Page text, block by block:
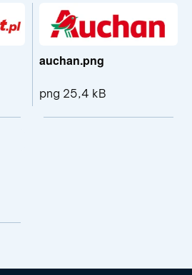
Pokaż szczegóły pliku
auchan.png
png 25,4 kB